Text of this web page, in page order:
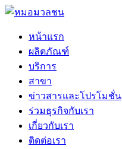
หน้าแรก
ผลิตภัณฑ์
บริการ
สาขา
ข่าวสารและโปรโมชั่น
ร่วมธุรกิจกับเรา
เกี่ยวกับเรา
ติดต่อเรา